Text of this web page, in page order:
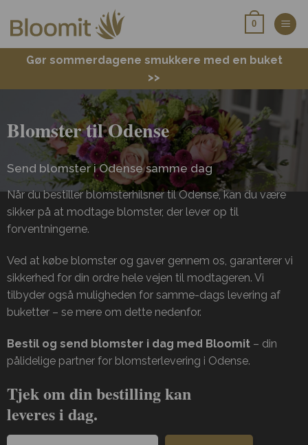
0
Gør sommerdagene smukkere med en buket
>>
Blomster til Odense
Send blomster i Odense samme dag
Når du bestiller blomsterhilsner til Odense, kan du være
sikker på at modtage blomster, der lever op til
forventningerne.
Ved at købe blomster og gaver gennem os, garanterer vi
sikkerhed for din ordre hele vejen til modtageren. Vi
tilbyder også muligheden for samme-dags levering af
buketter – se mere om dette nedenfor.
Bestil og send blomster i dag med Bloomit – din
pålidelige partner for blomsterlevering i Odense.
Tjek om din bestilling kan
leveres i dag.